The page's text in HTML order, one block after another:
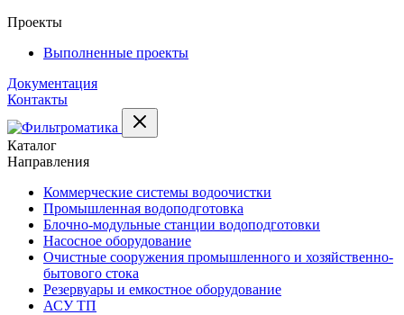
Проекты
Выполненные проекты
Документация
Контакты
Каталог
Направления
Коммерческие системы водоочистки
Промышленная водоподготовка
Блочно-модульные станции водоподготовки
Насосное оборудование
Очистные сооружения промышленного и хозяйственно-
бытового стока
Резервуары и емкостное оборудование
АСУ ТП